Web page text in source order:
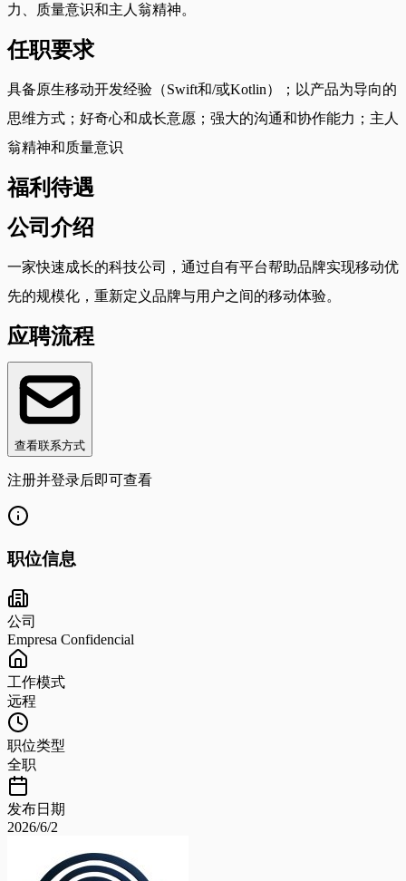
力、质量意识和主人翁精神。
任职要求
具备原生移动开发经验（Swift和/或Kotlin）；以产品为导向的
思维方式；好奇心和成长意愿；强大的沟通和协作能力；主人
翁精神和质量意识
福利待遇
公司介绍
一家快速成长的科技公司，通过自有平台帮助品牌实现移动优
先的规模化，重新定义品牌与用户之间的移动体验。
应聘流程
查看联系方式
注册并登录后即可查看
职位信息
公司
Empresa Confidencial
工作模式
远程
职位类型
全职
发布日期
2026/6/2